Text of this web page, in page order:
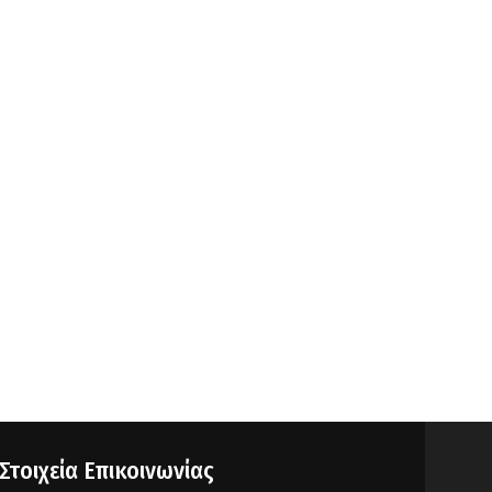
Στοιχεία Επικοινωνίας